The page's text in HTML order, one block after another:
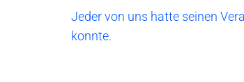
Jeder von uns hatte seinen
konnte.